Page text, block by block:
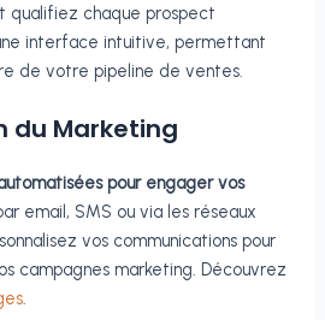
qualifiez chaque prospect
interface intuitive, permettant
de votre pipeline de ventes.
du Marketing
pour engager vos
email, SMS ou via les réseaux
vos communications pour
campagnes marketing. Découvrez
.